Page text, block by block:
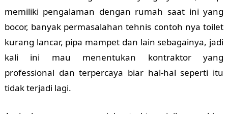
memiliki pengalaman dengan rumah saat ini yang
bocor, banyak permasalahan tehnis contoh nya toilet
kurang lancar, pipa mampet dan lain sebagainya, jadi
kali ini mau menentukan kontraktor yang
professional dan terpercaya biar hal-hal seperti itu
tidak terjadi lagi.